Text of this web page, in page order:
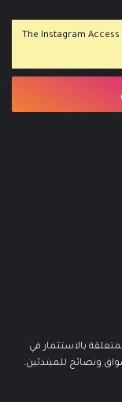
The Instagram
بالاستثمار في
ونصائح للمبتدئين.